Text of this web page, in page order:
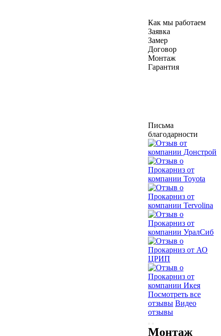
Как мы работаем
Заявка
Замер
Договор
Монтаж
Гарантия
Письма
благодарности
Посмотреть все
отзывы Видео
отзывы
Монтаж